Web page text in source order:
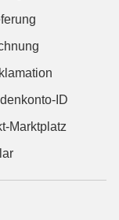
ID
Marktplatz